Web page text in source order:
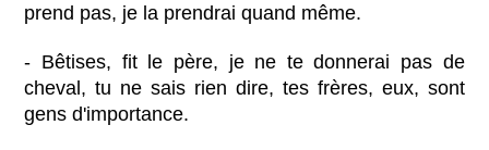
prend pas, je la prendrai quand même.
- Bêtises, fit le père, je ne te donnerai pas de
cheval, tu ne sais rien dire, tes frères, eux, sont
gens d'importance.